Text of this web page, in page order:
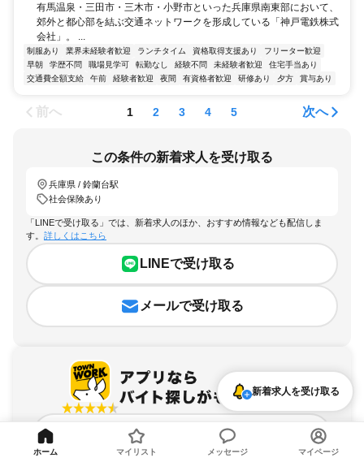
有馬温泉・三田市・三木市・小野市といった兵庫県南東部において、
郊外と都心部を結ぶ交通ネットワークを形成している「神戸電鉄株式
会社」。 ...
制服あり 業界未経験者歓迎 ランチタイム 資格取得支援あり
フリーター歓迎
早朝
学歴不問 職場見学可 転勤なし 経験不問 未経験者歓迎
住宅手当あり
交通費全額支給
午前 経験者歓迎 夜間 有資格者歓迎 研修あり 夕方 賞与あり
前へ 1 2 3 4 5 次へ
この条件の新着求人を受け取る
兵庫県 / 鈴蘭台駅
社会保険あり
「LINEで受け取る」では、新着求人のほか、おすすめ情報なども配信しま
す。 詳しくはこちら
LINEで受け取る
メールで受け取る
アプリを無料ダウンロード
新着求人を受け取る
ホーム マイリスト メッセージ マイページ